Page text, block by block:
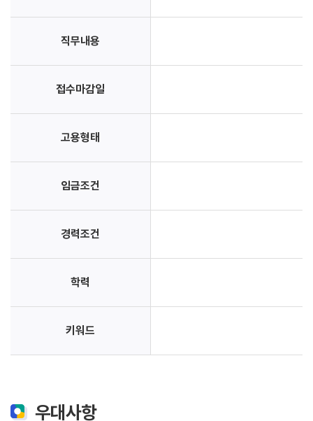
직무내용
접수마감일
고용형태
임금조건
경력조건
학력
키워드
우대사항